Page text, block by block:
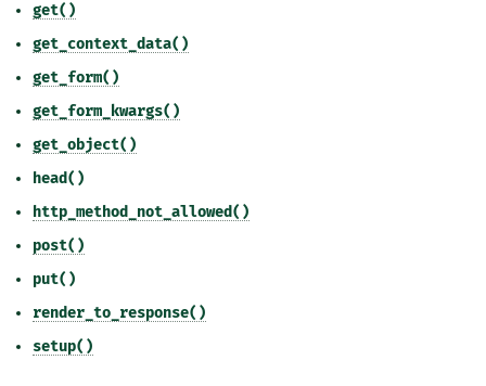
get()
get_context_data()
get_form()
get_form_kwargs()
get_object()
head()
http_method_not_allowed()
post()
put()
render_to_response()
setup()